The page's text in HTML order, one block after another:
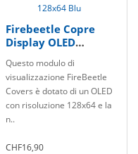
Firebeetle Copre
Display OLED
Questo modulo di
visualizzazione FireBeetle
Covers è dotato di un OLED
con risoluzione 128x64 e la
n..
CHF16,90